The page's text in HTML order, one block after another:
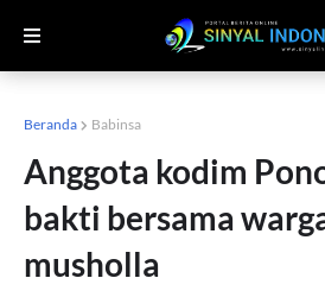
Beranda Babinsa
Anggota kodim
bakti bersama
musholla